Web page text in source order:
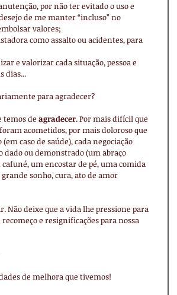
por não ter evitado o uso e
de me manter “incluso” no
valores;
como assalto ou acidentes, para
e valorizar cada situação, pessoa e
dias...
para agradecer?
temos de agradecer. Por mais difícil que
acometidos, por mais doloroso que
caso de saúde), cada negociação
dado ou demonstrado (um abraço
um encostar de pé, uma comida
sonho, cura, ato de amor
Não deixe que a vida lhe pressione para
e resignificações para nossa
de melhora que tivemos!